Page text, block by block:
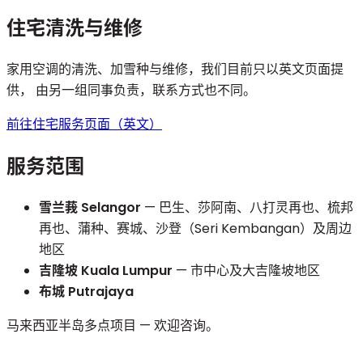
住宅清洗与维修
家用空调的清洗、加雪种与维修，我们目前只以英文页面提
供， 由另一组同事负责，联系方式也不同。
前往住宅服务页面（英文）
服务范围
雪兰莪 Selangor — 巴生、莎阿南、八打灵再也、梳邦
再也、蒲种、赛城、沙登（Seri Kembangan）及周边
地区
吉隆坡 Kuala Lumpur — 市中心及大吉隆坡地区
布城 Putrajaya
马来西亚半岛多点项目 — 欢迎咨询。